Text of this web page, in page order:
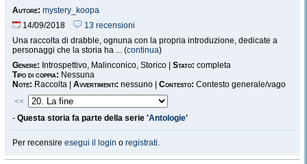
Autore: mystery_koopa
14/09/2018
13 recensioni
Una raccolta di drabble, ognuna con la propria introduzione, dedicate a
personaggi che la storia ha ... (continua)
Genere: Introspettivo, Malinconico, Storico | Stato: completa
Tipo di coppia: Nessuna
Note: Raccolta | Avvertimenti: nessuno | Contesto: Contesto generale/vago
<<
- Questa storia fa parte della serie 'Antologie'
Per recensire esegui il login o registrati.